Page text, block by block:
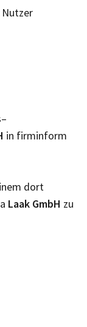
in firminform
dort
Laak GmbH zu